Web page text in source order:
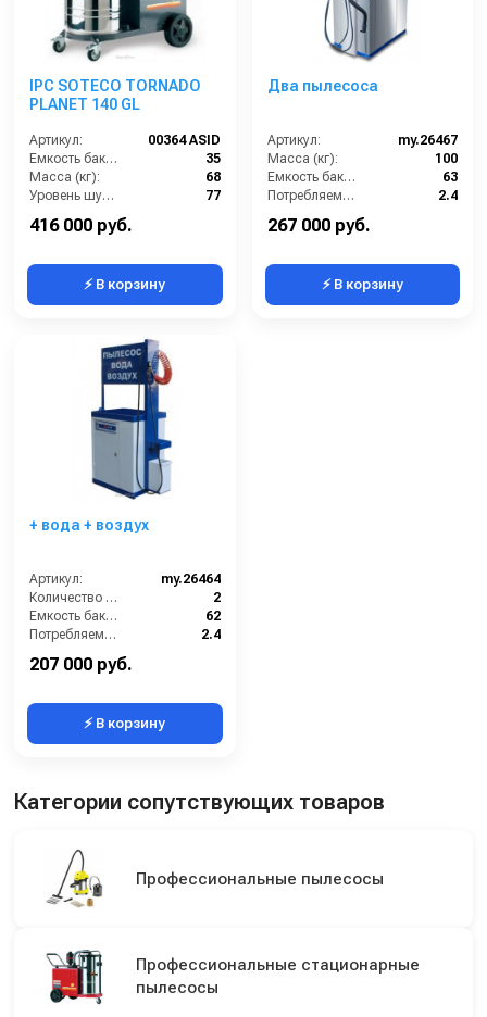
IPC SOTECO TORNADO
PLANET 140 GL
Артикул:
00364 ASID
Емкость бака для мусора (л):
35
Масса (кг):
68
Уровень шума (дБ):
77
416 000 руб.
⚡ В корзину
Два пылесоса
Артикул:
my.26467
Масса (кг):
100
Емкость бака для мусора (л):
63
Потребляемая мощность (кВт):
2.4
267 000 руб.
⚡ В корзину
+ вода + воздух
Артикул:
my.26464
Количество турбин (шт):
2
Емкость бака для мусора (л):
62
Потребляемая мощность (кВт):
2.4
207 000 руб.
⚡ В корзину
Категории сопутствующих товаров
Профессиональные пылесосы
Профессиональные стационарные
пылесосы